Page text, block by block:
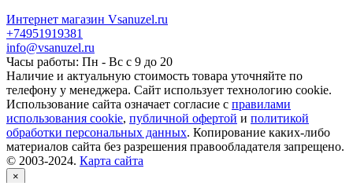
Интернет магазин Vsanuzel.ru
+74951919381
info@vsanuzel.ru
Часы работы: Пн - Вс с 9 до 20
Наличие и актуальную стоимость товара уточняйте по
телефону у менеджера. Сайт использует технологию cookie.
Использование сайта означает согласие с правилами
использования cookie, публичной офертой и политикой
обработки персональных данных. Копирование каких-либо
материалов сайта без разрешения правообладателя запрещено.
© 2003-2024. Карта сайта
×